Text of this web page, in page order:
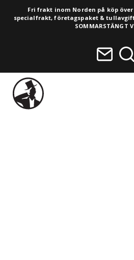
Fri frakt inom Norden på köp över
specialfrakt, företagspaket &
SOMMARSTÄNGT